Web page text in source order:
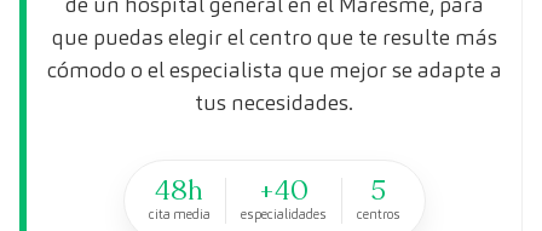
que puedas elegir el centro que te resulte más
cómodo o el especialista que mejor se adapte a
tus necesidades.
48h
cita media
+40
especialidades
5
centros